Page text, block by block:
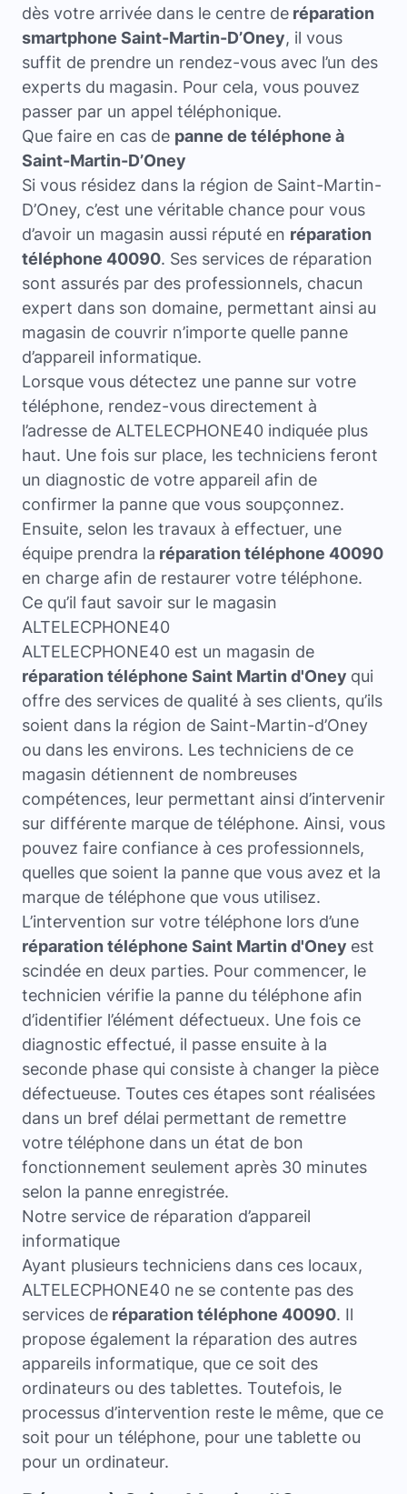
dès votre arrivée dans le centre de réparation
smartphone Saint-Martin-D’Oney, il vous
suffit de prendre un rendez-vous avec l’un des
experts du magasin. Pour cela, vous pouvez
passer par un appel téléphonique.
Que faire en cas de panne de téléphone à
Saint-Martin-D’Oney
Si vous résidez dans la région de Saint-Martin-
D’Oney, c’est une véritable chance pour vous
d’avoir un magasin aussi réputé en réparation
téléphone 40090. Ses services de réparation
sont assurés par des professionnels, chacun
expert dans son domaine, permettant ainsi au
magasin de couvrir n’importe quelle panne
d’appareil informatique.
Lorsque vous détectez une panne sur votre
téléphone, rendez-vous directement à
l’adresse de ALTELECPHONE40 indiquée plus
haut. Une fois sur place, les techniciens feront
un diagnostic de votre appareil afin de
confirmer la panne que vous soupçonnez.
Ensuite, selon les travaux à effectuer, une
équipe prendra la réparation téléphone 40090
en charge afin de restaurer votre téléphone.
Ce qu’il faut savoir sur le magasin
ALTELECPHONE40
ALTELECPHONE40 est un magasin de
réparation téléphone Saint Martin d'Oney qui
offre des services de qualité à ses clients, qu’ils
soient dans la région de Saint-Martin-d’Oney
ou dans les environs. Les techniciens de ce
magasin détiennent de nombreuses
compétences, leur permettant ainsi d’intervenir
sur différente marque de téléphone. Ainsi, vous
pouvez faire confiance à ces professionnels,
quelles que soient la panne que vous avez et la
marque de téléphone que vous utilisez.
L’intervention sur votre téléphone lors d’une
réparation téléphone Saint Martin d'Oney est
scindée en deux parties. Pour commencer, le
technicien vérifie la panne du téléphone afin
d’identifier l’élément défectueux. Une fois ce
diagnostic effectué, il passe ensuite à la
seconde phase qui consiste à changer la pièce
défectueuse. Toutes ces étapes sont réalisées
dans un bref délai permettant de remettre
votre téléphone dans un état de bon
fonctionnement seulement après 30 minutes
selon la panne enregistrée.
Notre service de réparation d’appareil
informatique
Ayant plusieurs techniciens dans ces locaux,
ALTELECPHONE40 ne se contente pas des
services de réparation téléphone 40090. Il
propose également la réparation des autres
appareils informatique, que ce soit des
ordinateurs ou des tablettes. Toutefois, le
processus d’intervention reste le même, que ce
soit pour un téléphone, pour une tablette ou
pour un ordinateur.